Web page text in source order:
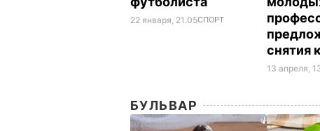
22 января, 21.05СПОРТ
снятия
13 апреля,
БУЛЬВАР